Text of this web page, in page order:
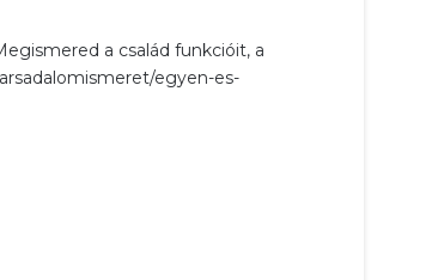
a család funkcióit, a
egyen-es-